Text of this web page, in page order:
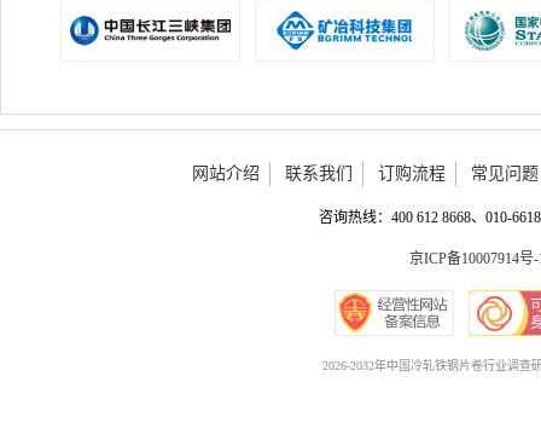
网站介绍 联系我们 订购流程 常见问题
咨询热线：400 612 8668、010-
京ICP备10007914号-
2026-2032年中国冷轧铁钢片卷行业调查